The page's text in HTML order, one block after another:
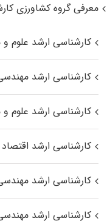
معرفی گروه کشاورزی
کارشناسی ارشد علوم
کارشناسی ارشد
کارشناسی ارشد علوم
کارشناسی ارشد
کارشناسی ارشد
کارشناسی ارشد